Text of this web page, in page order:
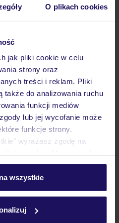
O plikach cookies
jak pliki cookie w celu
strony oraz
treści i reklam. Pliki
do analizowania ruchu
funkcji mediów
lub jej wycofanie może
funkcje strony.
wyrażasz zgodę na
wchodząc w zakładkę
plikach cookie znajdziesz
wszystkie